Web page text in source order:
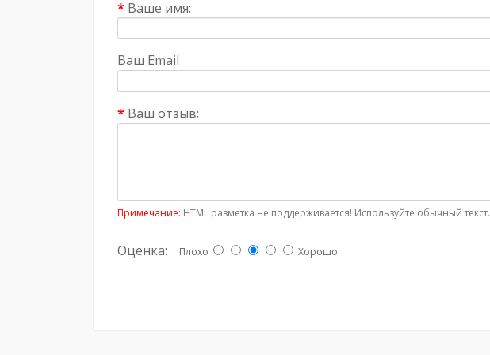
Ваше имя:
Ваш Email
Ваш отзыв:
Примечание: HTML разметка не поддерживается! Используйте обычный текст.
Оценка: Плохо Хорошо